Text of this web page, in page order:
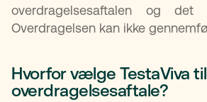
overdragelsesaftalen og det
Overdragelsen kan ikke
Hvorfor vælge TestaViva
overdragelsesaftale?